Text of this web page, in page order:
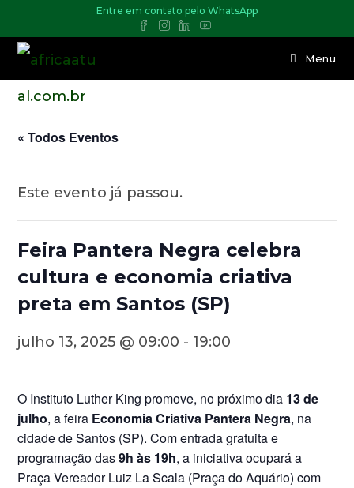
Entre em contato pelo WhatsApp
Menu
« Todos Eventos
Este evento já passou.
Feira Pantera Negra celebra
cultura e economia criativa
preta em Santos (SP)
julho 13, 2025 @ 09:00 - 19:00
O Instituto Luther King promove, no próximo dia 13 de
julho, a feira Economia Criativa Pantera Negra, na
cidade de Santos (SP). Com entrada gratuita e
programação das9h às 19h, a iniciativa ocupará a
Praça Vereador Luiz La Scala (Praça do Aquário) com